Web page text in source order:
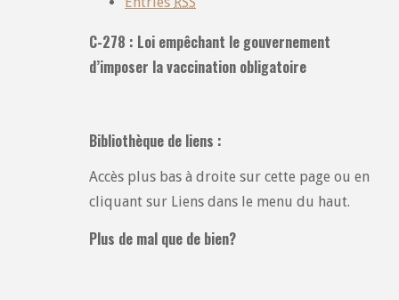
C-278 : Loi empêchant le gouvernement
d’imposer la vaccination obligatoire
Bibliothèque de liens :
Accès plus bas à droite sur cette page ou en
cliquant sur Liens dans le menu du haut.
Plus de mal que de bien?